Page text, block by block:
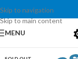
Skip to navigation
Skip to main content
MENU